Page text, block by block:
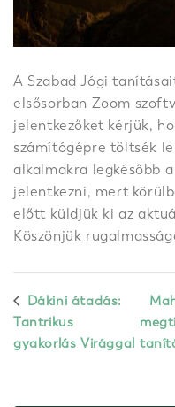
A Szabad Jógi
elsősorban Zoom
jelentkezőket kérjük,
számítógépre töltsék
alkalmakra legkésőbb
jelentkezni, mert
előtt küldjük ki az
Köszönjük
Dákini átadás:
Tantrikus
gyakorlás Virággal